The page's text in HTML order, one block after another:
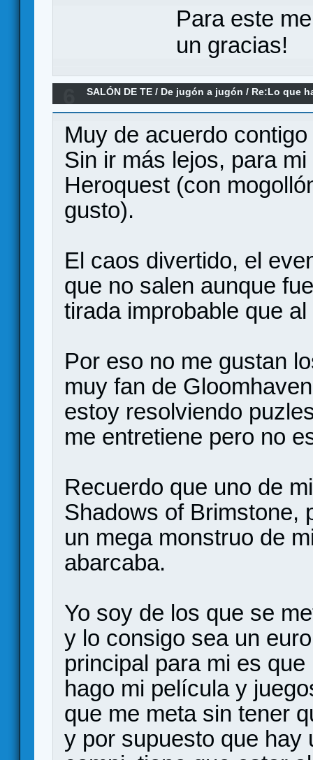
Para este
un gracias!
SALÓN DE TE / De jugón a jugón / Re:Lo que
mazmorrero
Muy de acuerdo
Sin ir más lejos, para
Heroquest (con
gusto).
El caos divertido, el
que no salen aunque
tirada improbable que
Por eso no me gustan
muy fan de
estoy resolviendo
me entretiene pero no
Recuerdo que uno de
Shadows of Brimstone,
un mega monstruo de
abarcaba.
Yo soy de los que se
y lo consigo sea un
principal para mi es
hago mi película y
que me meta sin tener
y por supuesto que hay